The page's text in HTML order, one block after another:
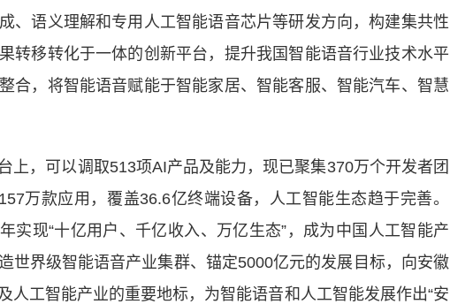
、语义理解和专用人工智能语音芯片等研发方向，构建集共性
转移转化于一体的创新平台，提升我国智能语音行业技术水平
合，将智能语音赋能于智能家居、智能客服、智能汽车、智慧
，可以调取513项AI产品及能力，现已聚集370万个开发者团
万款应用，覆盖36.6亿终端设备，人工智能生态趋于完善。
实现“十亿用户、千亿收入、万亿生态”，成为中国人工智能产
世界级智能语音产业集群、锚定5000亿元的发展目标，向安徽
人工智能产业的重要地标，为智能语音和人工智能发展作出“安